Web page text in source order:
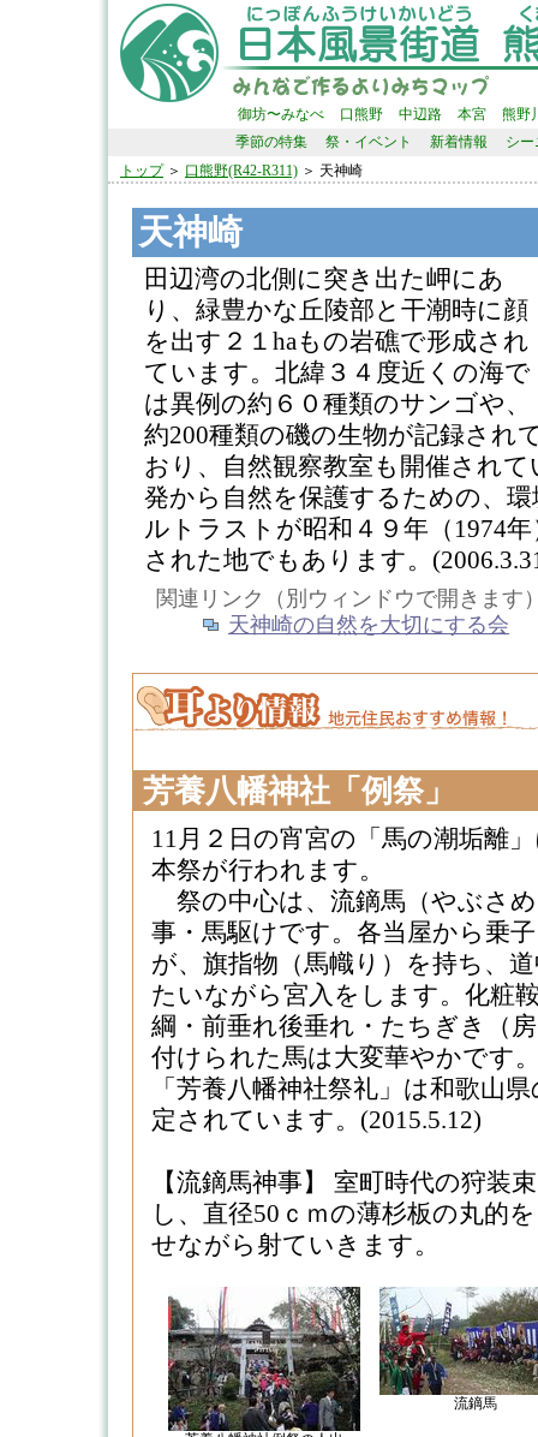
御坊〜みなべ 口熊野 中辺路 本宮
熊野
季節の特集
祭・イベント 新着情報
シ
トップ＞ 口熊野(R42-R311) ＞ 天神崎
天神崎
田辺湾の北側に突き出た岬にあ
り、緑豊かな丘陵部と干潮時に顔
を出す２１haもの岩礁で形成され
ています。北緯３４度近くの海で
は異例の約６０種類のサンゴや、
約200種類の磯の生物が記録され
おり、自然観察教室も開催され
発から自然を保護するための、
ルトラストが昭和４９年（1974
された地でもあります。
関連リンク（別ウィンドウで開きます
天神崎の自然を大切にする会
芳養八幡神社「例祭」
11月２日の宵宮の「馬の潮垢離
本祭が行われます。
祭の中心は、流鏑馬（やぶさ
事・馬駆けです。各当屋から乗
が、旗指物（馬幟り）を持ち、
たいながら宮入をします。化粧
綱・前垂れ後垂れ・たちぎき（
付けられた馬は大変華やかです
「芳養八幡神社祭礼」は和歌山
定されています。(2015.5.12)
【流鏑馬神事】 室町時代の狩装
し、直径50ｃｍの薄杉板の丸的
せながら射ていきます。
流鏑馬